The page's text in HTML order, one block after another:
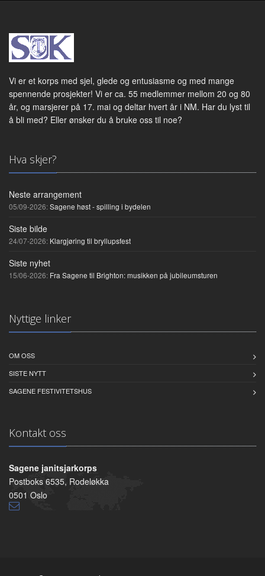
Vi er et korps med sjel, glede og entusiasme og med mange
spennende prosjekter! Vi er ca. 55 medlemmer mellom 20 og 80
år, og marsjerer på 17. mai og deltar hvert år i NM. Har du lyst til
å bli med? Eller ønsker du å bruke oss til noe?
Hva skjer?
Neste arrangement
05/09-2026:Sagene høst - spilling i bydelen
Siste bilde
24/07-2026: Klargjøring til bryllupsfest
Siste nyhet
15/06-2026: Fra Sagene til Brighton: musikken på jubileumsturen
Nyttige linker
OM OSS
SISTE NYTT
SAGENE FESTIVITETSHUS
Kontakt oss
Sagene janitsjarkorps
Postboks 6535, Rodeløkka
0501 Oslo